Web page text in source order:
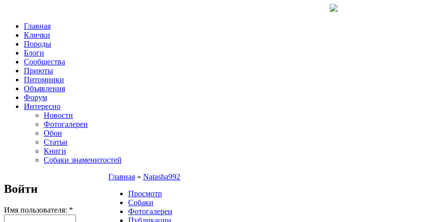
Главная
Клички
Породы
Блоги
Сообщества
Приюты
Питомники
Объявления
Форум
Интересно
Новости
Фотогалереи
Обои
Статьи
Книги
Собаки знаменитостей
Войти
Имя пользователя: *
Главная » Natasha992
Просмотр
Собаки
Фотогалереи
Публикации